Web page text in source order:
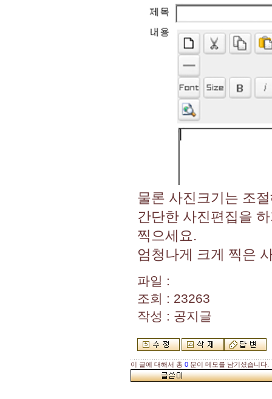
물론 사진크기는 조
간단한 사진편집을
찍으세요.
엄청나게 크게 찍은
파일 :
조회 : 23263
작성 : 공지글
이 글에 대해서 총 0 분이 메모를 남기셨습니다.